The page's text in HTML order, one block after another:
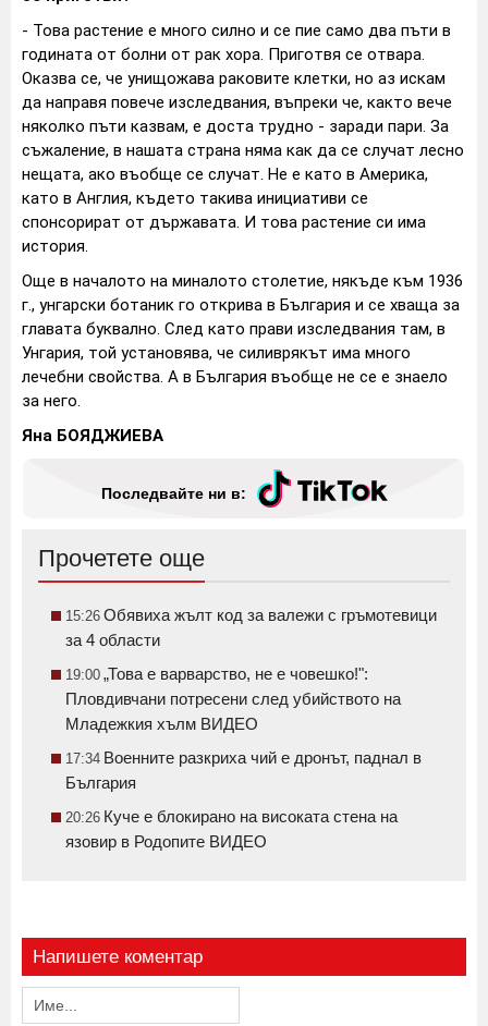
- Това растение е много силно и се пие само два пъти в
годината от болни от рак хора. Приготвя се отвара.
Оказва се, че унищожава раковите клетки, но аз искам
да направя повече изследвания, въпреки че, както вече
няколко пъти казвам, е доста трудно - заради пари. За
съжаление, в нашата страна няма как да се случат лесно
нещата, ако въобще се случат. Не е като в Америка,
като в Англия, където такива инициативи се
спонсорират от държавата. И това растение си има
история.
Още в началото на миналото столетие, някъде към 1936
г., унгарски ботаник го открива в България и се хваща за
главата буквално. След като прави изследвания там, в
Унгария, той установява, че силиврякът има много
лечебни свойства. А в България въобще не се е знаело
за него.
Яна БОЯДЖИЕВА
Последвайте ни в:
Прочетете още
15:26 Обявиха жълт код за валежи с гръмотевици
за 4 области
19:00 „Това е варварство, не е човешко!":
Пловдивчани потресени след убийството на
Младежкия хълм ВИДЕО
17:34 Военните разкриха чий е дронът, паднал в
България
20:26 Куче е блокирано на високата стена на
язовир в Родопите ВИДЕО
Напишете коментар